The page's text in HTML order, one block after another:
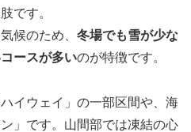
です。
候のため、 冬場でも雪が少な
ースが多いのが特徴です。
イウェイ」の一部区間や、海
」です。山間部では凍結の心